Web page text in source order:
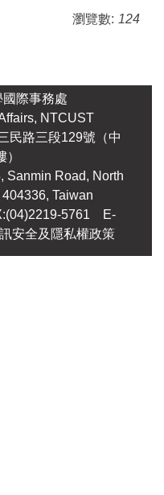
瀏覽數: 124
際事務處
NTCUST
民路三段129號（中
Sanmin Road, North
Taiwan
5761
E-
安全及隱私權政策